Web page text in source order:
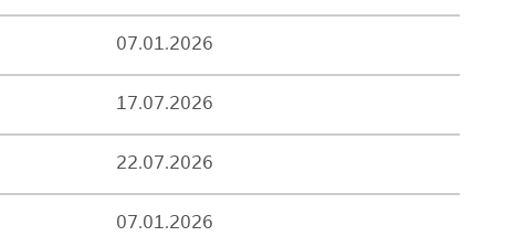
07.01.2026
17.07.2026
22.07.2026
07.01.2026